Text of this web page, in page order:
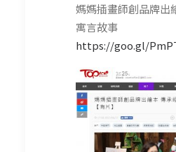
媽媽插畫師創品牌出
寓言故事
https://goo.gl/